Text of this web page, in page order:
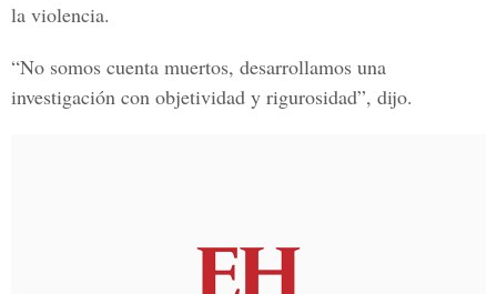
la violencia.
“No somos cuenta muertos, desarrollamos una
investigación con objetividad y rigurosidad”, dijo.